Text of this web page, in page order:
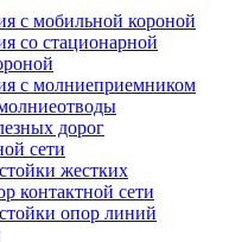
с мобильной короной
со стационарной
с молниеприемником
дорог
сети
жестких
контактной сети
опор линий